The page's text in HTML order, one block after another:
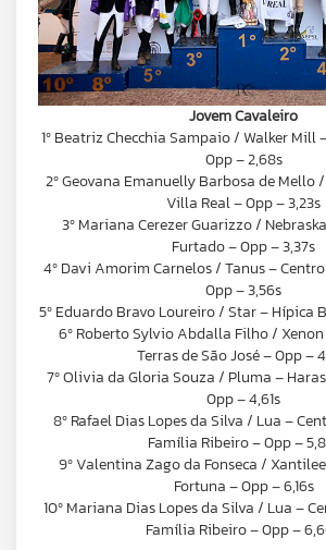
Jovem Cavaleiro
1º Beatriz Checchia Sampaio / Walker Mill
0pp – 2,68s
2º Geovana Emanuelly Barbosa de Mello
Villa Real – 0pp – 3,23s
3º Mariana Cerezer Guarizzo /
Furtado – 0pp – 3,37s
4º Davi Amorim Carnelos / Tanus –
0pp – 3,56s
5º Eduardo Bravo Loureiro / Star – Hípica
6º Roberto Sylvio Abdalla Filho /
Terras de São José – 0pp –
7º Olivia da Gloria Souza / Pluma –
0pp – 4,61s
8º Rafael Dias Lopes da Silva / Lua –
Família Ribeiro – 0pp –
9º Valentina Zago da Fonseca /
Fortuna – 0pp – 6,16s
10º Mariana Dias Lopes da Silva / Lua –
Família Ribeiro – 0pp –